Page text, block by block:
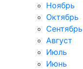
Ноябрь
Октябрь
Сентябрь
Август
Июль
Июнь